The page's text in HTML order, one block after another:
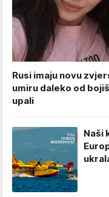
Rusi imaju novu
umiru daleko od
upali
Naši